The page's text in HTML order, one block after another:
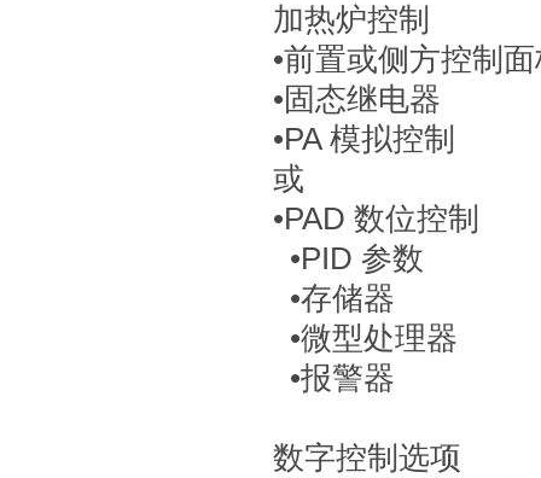
加热炉控制
•前置或侧方控制
•固态继电器
•PA 模拟控制
或
•PAD 数位控制
•PID 参数
•存储器
•微型处理器
•报警器
数字控制选项